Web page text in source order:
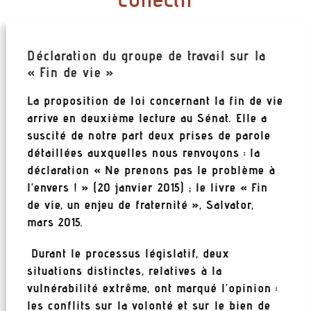
Déclaration du groupe de travail sur la
« Fin de vie »
La proposition de loi concernant la fin de vie
arrive en deuxième lecture au Sénat. Elle a
suscité de notre part deux prises de parole
détaillées auxquelles nous renvoyons : la
déclaration « Ne prenons pas le problème à
l’envers ! » (20 janvier 2015) ; le livre « Fin
de vie, un enjeu de fraternité », Salvator,
mars 2015.
Durant le processus législatif, deux
situations distinctes, relatives à la
vulnérabilité extrême, ont marqué l’opinion :
les conflits sur la volonté et sur le bien de